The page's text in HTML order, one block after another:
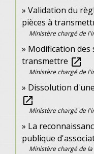
Validation du
pièces à
Ministère chargé de
Modification des
transmettre open_in_new
Ministère chargé de
Dissolution
open_in_new
Ministère chargé de
La
publique
Ministère chargé de